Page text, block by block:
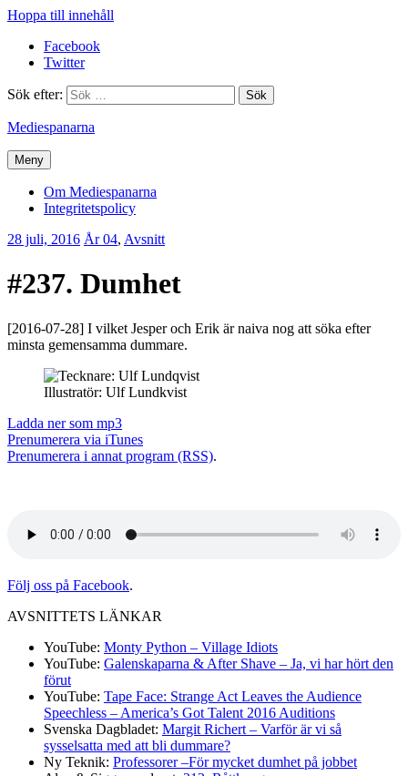
Hoppa till innehåll
Facebook
Twitter
Sök efter:
Mediespanarna
Meny
Om Mediespanarna
Integritetspolicy
28 juli, 2016 Erik
År 04, Avsnitt
#237. Dumhet
[2016-07-28] I vilket Jesper och Erik är naiva nog att söka efter
minsta gemensamma dummare.
Illustratör: Ulf Lundkvist
Ladda ner som mp3
Prenumerera via iTunes
Prenumerera i annat program (RSS).
Följ oss på Facebook.
AVSNITTETS LÄNKAR
YouTube: Monty Python – Village Idiots
YouTube: Galenskaparna & After Shave – Ja, vi har hört den
förut
YouTube: Tape Face: Strange Act Leaves the Audience
Speechless – America’s Got Talent 2016 Auditions
Svenska Dagbladet: Margit Richert – Varför är vi så
sysselsatta med att bli dummare?
Ny Teknik: Professorer –För mycket dumhet på jobbet